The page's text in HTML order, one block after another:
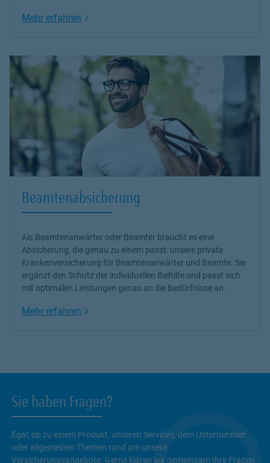
Mehr erfahren Link Opens in New Tab
Beamtenabsicherung
Als Beamtenanwärter oder Beamter braucht es eine
Absicherung, die genau zu einem passt: unsere private
Krankenversicherung für Beamtenanwärter und Beamte. Sie
ergänzt den Schutz der individuellen Beihilfe und passt sich
mit optimalen Leistungen genau an die Bedürfnisse an.
Mehr erfahren Link Opens in New Tab
Sie haben Fragen?
Egal, ob zu einem Produkt, unseren Services, dem Unternehmen
oder allgemeinen Themen rund um unsere
Versicherungsangebote. Gerne klären wir gemeinsam Ihre Fragen